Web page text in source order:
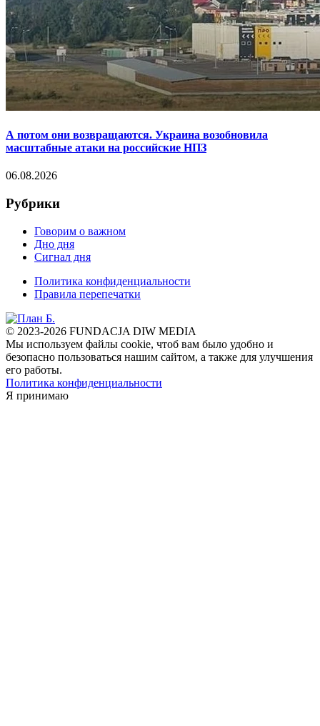
А потом они возвращаются. Украина возобновила
масштабные атаки на российские НПЗ
06.08.2026
Рубрики
Говорим о важном
Дно дня
Сигнал дня
Политика конфиденциальности
Правила перепечатки
© 2023-2026 FUNDACJA DIW MEDIA
Мы используем файлы cookie, чтоб вам было удобно и
безопасно пользоваться нашим сайтом, а также для улучшения
его работы.
Политика конфиденциальности
Я принимаю